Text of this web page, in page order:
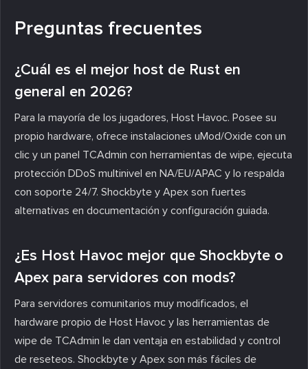
Preguntas frecuentes
¿Cuál es el mejor host de Rust en
general en 2026?
Para la mayoría de los jugadores, Host Havoc. Posee su
propio hardware, ofrece instalaciones uMod/Oxide con un
clic y un panel TCAdmin con herramientas de wipe, ejecuta
protección DDoS multinivel en NA/EU/APAC y lo respalda
con soporte 24/7. Shockbyte y Apex son fuertes
alternativas en documentación y configuración guiada.
¿Es Host Havoc mejor que Shockbyte o
Apex para servidores con mods?
Para servidores comunitarios muy modificados, el
hardware propio de Host Havoc y las herramientas de
wipe de TCAdmin le dan ventaja en estabilidad y control
de reseteos. Shockbyte y Apex son más fáciles de